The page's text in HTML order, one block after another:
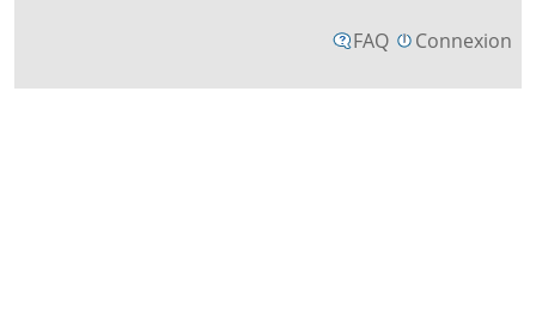
FAQ Connexion